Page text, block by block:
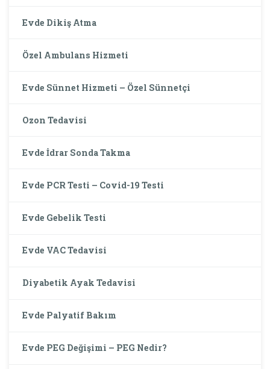
Evde Dikiş Atma
Özel Ambulans Hizmeti
Evde Sünnet Hizmeti – Özel Sünnetçi
Ozon Tedavisi
Evde İdrar Sonda Takma
Evde PCR Testi – Covid-19 Testi
Evde Gebelik Testi
Evde VAC Tedavisi
Diyabetik Ayak Tedavisi
Evde Palyatif Bakım
Evde PEG Değişimi – PEG Nedir?